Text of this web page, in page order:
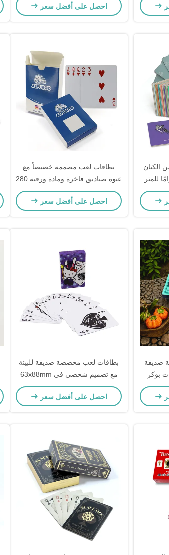
احصل على أفضل سعر
الكتان
ورق 280 جرامًا للمتر
مخصصة
بطاقات لعب مصممة خصيصاً مع
عبوة صناديق فاخرة ومادة ورقية 280
غرام لاستخدامها في الأعمال التجارية
والإعلانية
احصل على أفضل سعر
صديقة
بوكر
بطاقات لعب مخصصة صديقة للبيئة
مع تصميم شخصي في 63x88mm
الحجم للحفلات والهدايا
احصل على أفضل سعر